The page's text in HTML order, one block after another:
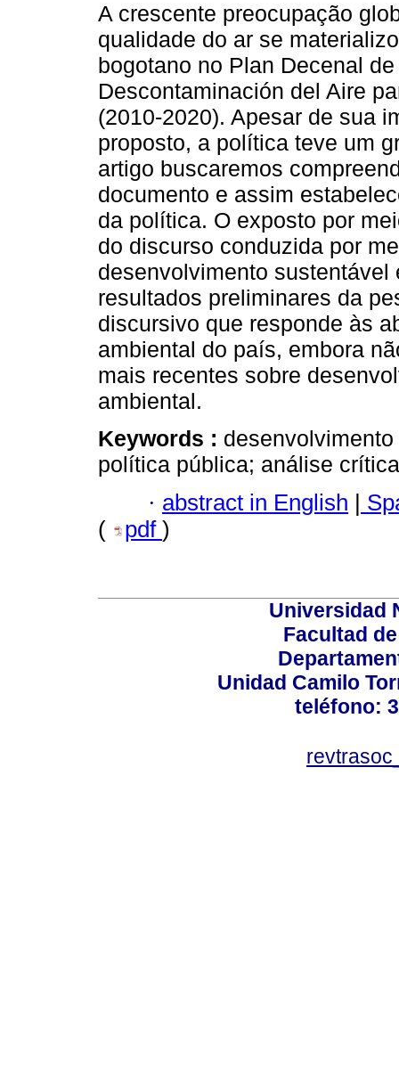
A crescente preocupação
qualidade do ar se
bogotano no Plan Decenal de
Descontaminación del Aire
(2010-2020). Apesar de sua
proposto, a política teve um
artigo buscaremos
documento e assim
da política. O exposto por
do discurso conduzida por
desenvolvimento
resultados preliminares da
discursivo que responde às
ambiental do país, embora
mais recentes sobre
ambiental.
Keywords :
política pública; análise
· abstract in English |
(
pdf )
Universidad
Facultad
Unidad Camilo
teléfono: